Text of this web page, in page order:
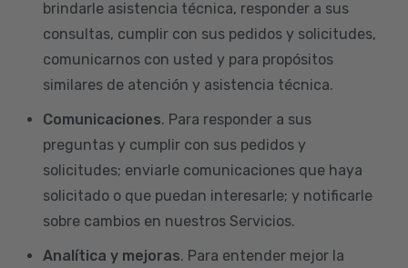
brindarle asistencia técnica, responder a sus
consultas, cumplir con sus pedidos y solicitudes,
comunicarnos con usted y para propósitos
similares de atención y asistencia técnica.
Comunicaciones. Para responder a sus
preguntas y cumplir con sus pedidos y
solicitudes; enviarle comunicaciones que haya
solicitado o que puedan interesarle; y notificarle
sobre cambios en nuestros Servicios.
Analítica y mejoras. Para entender mejor la